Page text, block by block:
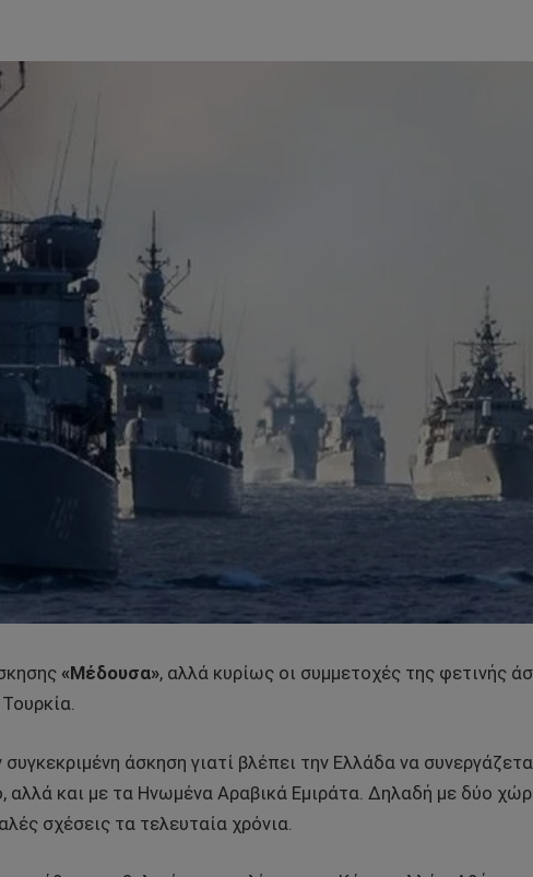
«Μέδουσα», αλλά κυρίως οι συμμετοχές της φετινής
άσκηση γιατί βλέπει την Ελλάδα να
αλλά και με τα Ηνωμένα Αραβικά Εμιράτα. Δηλαδή με δύο
σχέσεις τα τελευταία χρόνια.